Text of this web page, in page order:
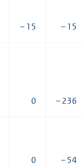
– 15 – 15
0 – 236
0 – 54